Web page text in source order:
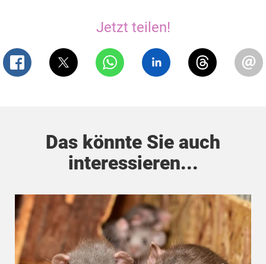
Jetzt teilen!
Das könnte Sie auch
interessieren...